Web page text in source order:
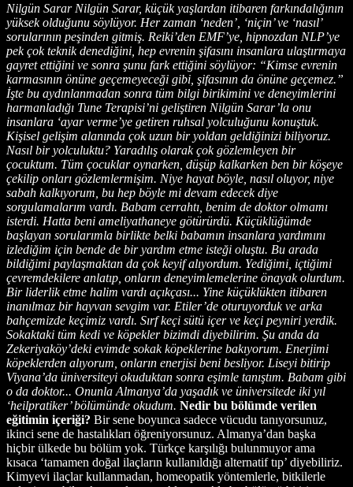
Nilgün Sarar Nilgün Sarar, küçük yaşlardan itibaren farkındalığının
yüksek olduğunu söylüyor. Her zaman ‘neden’, ‘niçin’ ve ‘nasıl’
sorularının peşinden gitmiş. Reiki’den EMF’ye, hipnozdan NLP’ye
pek çok teknik denediğini, hep evrenin şifasını insanlara ulaştırmaya
gayret ettiğini ve sonra şunu fark ettiğini söylüyor: “Kimse evrenin
karmasının önüne geçemeyeceği gibi, şifasının da önüne geçemez.”
İşte bu aydınlanmadan sonra tüm bilgi birikimini ve deneyimlerini
harmanladığı Tune Terapisi’ni geliştiren Nilgün Sarar’la onu
insanlara ‘ayar verme’ye getiren ruhsal yolculuğunu konuştuk.
Kişisel gelişim alanında çok uzun bir yoldan geldiğinizi biliyoruz.
Nasıl bir yolculuktu? Yaradılış olarak çok gözlemleyen bir
çocuktum. Tüm çocuklar oynarken, düşüp kalkarken ben bir köşeye
çekilip onları gözlemlermişim. Niye hayat böyle, nasıl oluyor, niye
sabah kalkıyorum, bu hep böyle mi devam edecek diye
sorgulamalarım vardı. Babam cerrahtı, benim de doktor olmamı
isterdi. Hatta beni ameliyathaneye götürürdü. Küçüklüğümde
başlayan sorularımla birlikte belki babamın insanlara yardımını
izlediğim için bende de bir yardım etme isteği oluştu. Bu arada
bildiğimi paylaşmaktan da çok keyif alıyordum. Yediğimi, içtiğimi
çevremdekilere anlatıp, onların deneyimlemelerine önayak olurdum.
Bir liderlik etme halim vardı açıkçası... Yine küçüklükten itibaren
inanılmaz bir hayvan sevgim var. Etiler’de oturuyorduk ve arka
bahçemizde keçimiz vardı. Sırf keçi sütü içer ve keçi peyniri yerdik.
Sokaktaki tüm kedi ve köpekler bizimdi diyebilirim. Şu anda da
Zekeriyaköy’deki evimde sokak köpeklerine bakıyorum. Enerjimi
köpeklerden alıyorum, onların enerjisi beni besliyor. Liseyi bitirip
Viyana’da üniversiteyi okuduktan sonra eşimle tanıştım. Babam gibi
o da doktor... Onunla Almanya’da yaşadık ve üniversitede iki yıl
‘heilpratiker’ bölümünde okudum. Nedir bu bölümde verilen
eğitimin içeriği? Bir sene boyunca sadece vücudu tanıyorsunuz,
ikinci sene de hastalıkları öğreniyorsunuz. Almanya’dan başka
hiçbir ülkede bu bölüm yok. Türkçe karşılığı bulunmuyor ama
kısaca ‘tamamen doğal ilaçların kullanıldığı alternatif tıp’ diyebiliriz.
Kimyevi ilaçlar kullanmadan, homeopatik yöntemlerle, bitkilerle